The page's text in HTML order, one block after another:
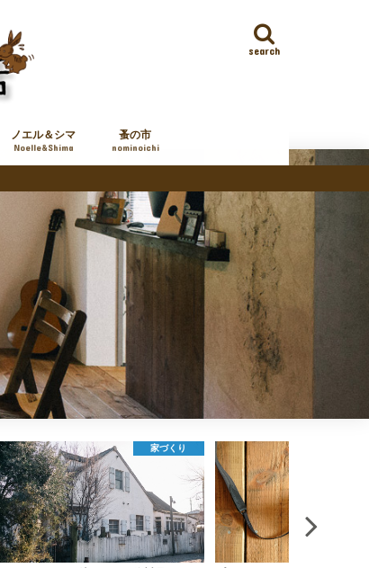
search
ノエル＆シマ
Noelle&Shima
蚤の市
nominoichi
写真